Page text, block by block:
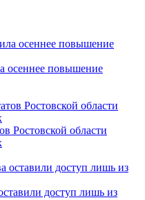
осеннее повышение
Ростовской области
доступ лишь из